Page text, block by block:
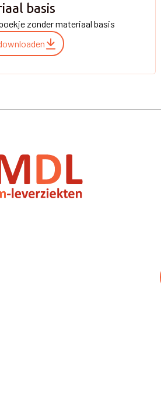
basis
zonder materiaal basis